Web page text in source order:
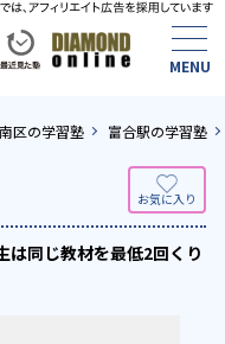
区の学習塾 富合駅の学習塾
は同じ教材を最低2回くり